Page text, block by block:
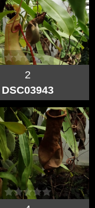
2
DSC03943